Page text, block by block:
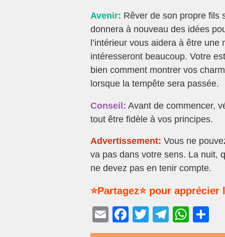
Avenir: Rêver de son propre fils
donnera à nouveau des idées
l’intérieur vous aidera à être
intéresseront beaucoup. Votre
bien comment montrer vos
lorsque la tempête sera passée.
Conseil: Avant de commencer,
tout être fidèle à vos principes.
Advertissement: Vous ne
va pas dans votre sens. La nuit,
ne devez pas en tenir compte.
⭐Partagez⭐ pour
E
m
F
a
T
wi
T
el
W
h
ar